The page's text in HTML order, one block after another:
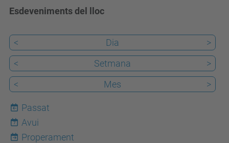
Esdeveniments del lloc
< Dia
>
<
Setmana
>
<
Mes >
Passat
7
Avui
Properament